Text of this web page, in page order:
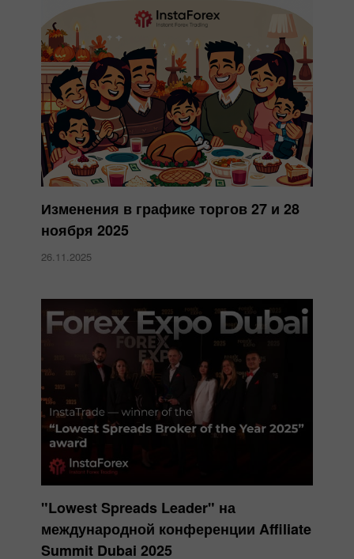
Изменения в графике торгов 27 и 28
ноября 2025
26.11.2025
"Lowest Spreads Leader" на
международной конференции Affiliate
Summit Dubai 2025